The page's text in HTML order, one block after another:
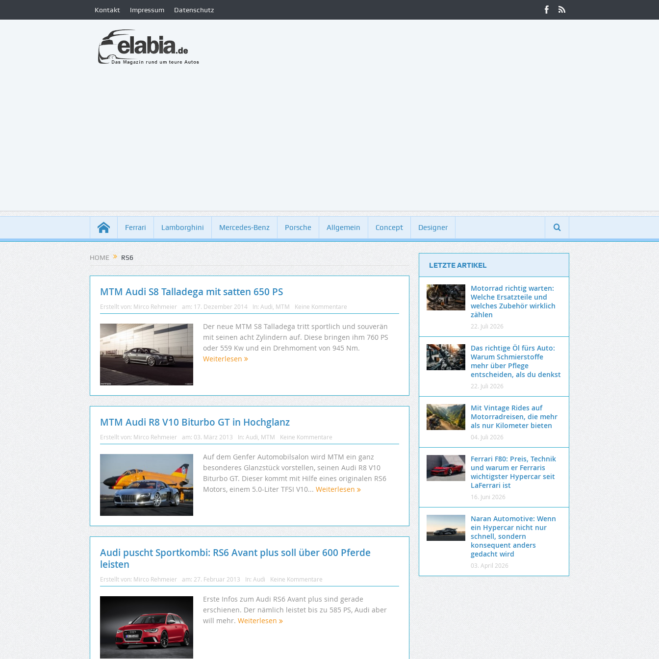
Kontakt Impressum Datenschutz
Ferrari Lamborghini Mercedes-Benz Porsche Allgemein Concept Designer
HOME RS6
MTM Audi S8 Talladega mit satten 650 PS
Erstellt von: Mirco Rehmeier am: 17. Dezember 2014 In: Audi MTM Keine Kommentare
Der neue MTM S8 Talladega tritt sportlich und souverän
mit seinen acht Zylindern auf. Diese bringen ihm 760 PS
oder 559 Kw und ein Drehmoment von 945 Nm.
Weiterlesen
MTM Audi R8 V10 Biturbo GT in Hochglanz
Erstellt von: Mirco Rehmeier am: 03. März 2013 In: Audi, MTM Keine Kommentare
Auf dem Genfer Automobilsalon wird MTM ein ganz
besonderes Glanzstück vorstellen, seinen Audi R8 V10
Biturbo GT. Dieser kommt mit Hilfe eines originalen RS6
Motors, einem 5.0-Liter TFSI V10... Weiterlesen
Audi puscht Sportkombi: RS6 Avant plus soll über 600 Pferde
leisten
Erstellt von: Mirco Rehmeier am: 27. Februar 2013 In: Audi Keine Kommentare
Erste Infos zum Audi RS6 Avant plus sind gerade
erschienen. Der nämlich leistet bis zu 585 PS, Audi aber
will mehr. Weiterlesen
LETZTE ARTIKEL
Motorrad richtig warten:
Welche Ersatzteile und
welches Zubehör wirklich
zählen
22. Juli 2026
Das richtige Öl fürs Auto:
Warum Schmierstoffe
mehr über Pflege
entscheiden, als du denkst
22. Juli 2026
Mit Vintage Rides auf
Motorradreisen, die mehr
als nur Kilometer bieten
04. Juli 2026
Ferrari F80: Preis, Technik
und warum er Ferraris
wichtigster Hypercar seit
LaFerrari ist
16. Juni 2026
Naran Automotive: Wenn
ein Hypercar nicht nur
schnell, sondern
konsequent anders
gedacht wird
03. April 2026